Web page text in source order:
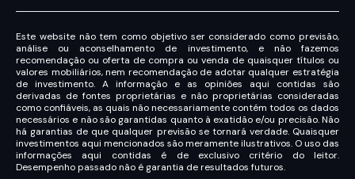
Este website não tem como objetivo ser considerado como previsão,
análise ou aconselhamento de investimento, e não fazemos
recomendação ou oferta de compra ou venda de quaisquer títulos ou
valores mobiliários, nem recomendação de adotar qualquer estratégia
de investimento. A informação e as opiniões aqui contidas são
derivadas de fontes proprietárias e não proprietárias consideradas
como confiáveis, as quais não necessariamente contém todos os dados
necessários e não são garantidas quanto à exatidão e/ou precisão. Não
há garantias de que qualquer previsão se tornará verdade. Quaisquer
investimentos aqui mencionados são meramente ilustrativos. O uso das
informações aqui contidas é de exclusivo critério do leitor.
Desempenho passado não é garantia de resultados futuros.